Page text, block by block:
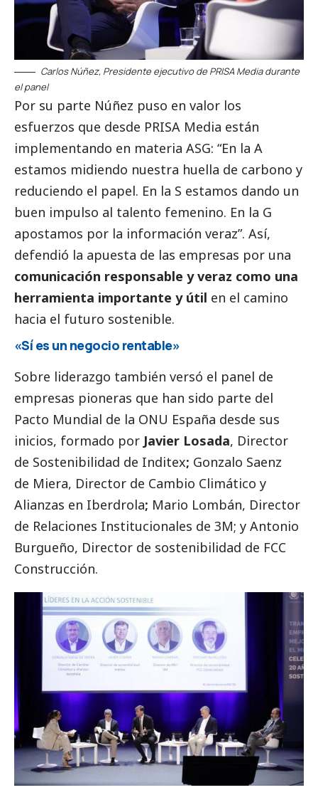
Carlos Núñez, Presidente ejecutivo de PRISA Media durante
el panel
Por su parte Núñez puso en valor los
esfuerzos que desde PRISA Media están
implementando en materia ASG: “En la A
estamos midiendo nuestra huella de carbono y
reduciendo el papel. En la S estamos dando un
buen impulso al talento femenino. En la G
apostamos por la información veraz”. Así,
defendió la apuesta de las empresas por una
comunicación responsable y veraz como una
herramienta importante y útil en el camino
hacia el futuro sostenible.
«Sí es un negocio rentable»
Sobre liderazgo también versó el panel de
empresas pioneras que han sido parte del
Pacto Mundial de la ONU España desde sus
inicios, formado por Javier Losada, Director
de Sostenibilidad de Inditex; Gonzalo Saenz
de Miera, Director de Cambio Climático y
Alianzas en Iberdrola; Mario Lombán, Director
de Relaciones Institucionales de 3M; y Antonio
Burgueño, Director de sostenibilidad de FCC
Construcción.